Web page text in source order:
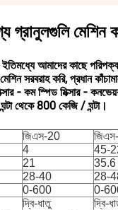
মেশিন
আমাদের কাছে
সরবরাহ করি, প্রধান
- কম স্পিড মিক্সার -
থেকে 800 কেজি / ঘন্টা।
জিএস-20
4 45-
21 35.6
28-40 28-
0-600 0-
দ্বি-ধাতু দ্বি-